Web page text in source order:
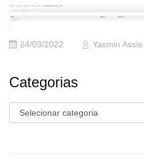
24/03/2022 Yasmin Assis
Categorias
Categorias